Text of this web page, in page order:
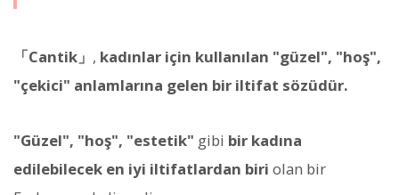
「Cantik」 , kadınlar için kullanılan "güzel", "hoş",
"çekici" anlamlarına gelen bir iltifat sözüdür.
"Güzel", "hoş", "estetik" gibi bir kadına
edilebilecek en iyi iltifatlardan biri olan bir